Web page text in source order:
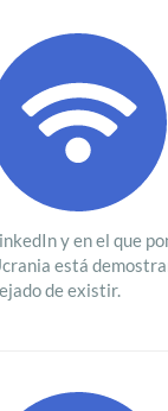
y en el que
está
de existir.